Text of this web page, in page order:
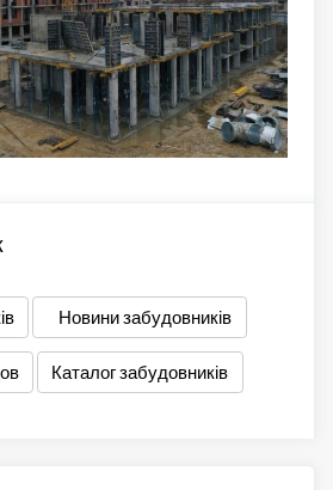
Новини забудовників
Каталог забудовників